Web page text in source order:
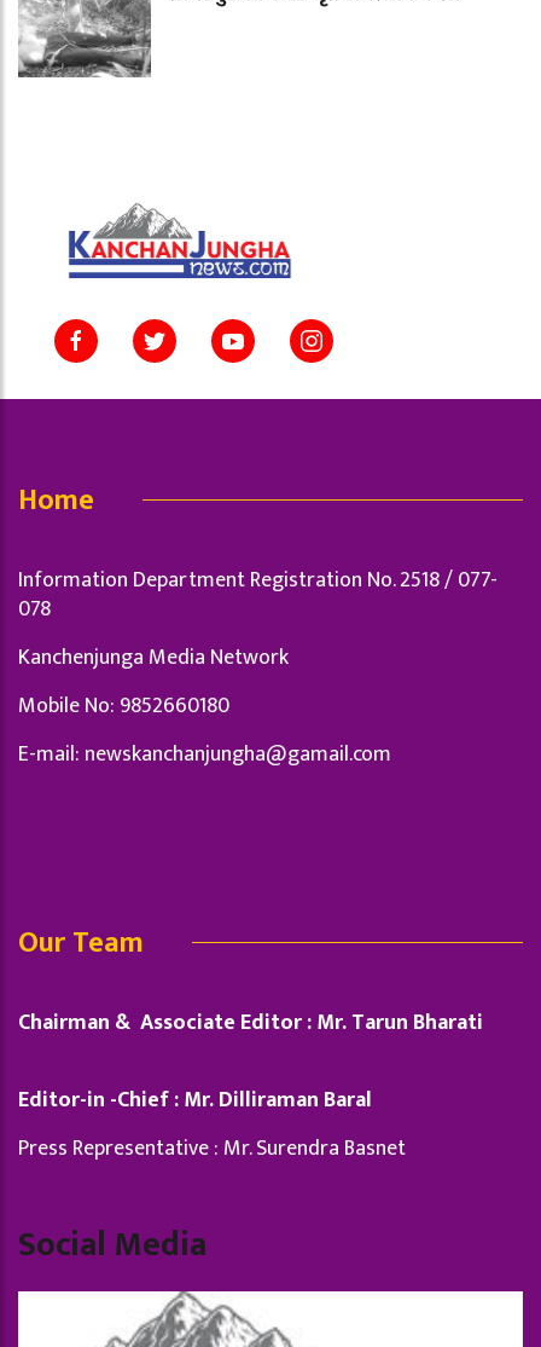
Home
Information Department Registration No. 2518 / 077-
078
Kanchenjunga Media Network
Mobile No: 9852660180
E-mail: newskanchanjungha@gamail.com
Our Team
Chairman & Associate Editor : Mr. Tarun Bharati
Editor-in -Chief : Mr. Dilliraman Baral
Press Representative : Mr. Surendra Basnet
Social Media